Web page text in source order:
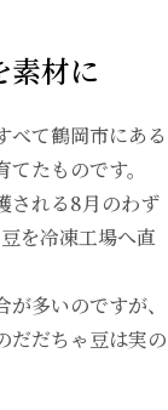
素材に
べて鶴岡市にある
たものです。
される8月のわず
を冷凍工場へ直
多いのですが、
だだちゃ豆は実の